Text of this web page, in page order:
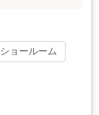
ショールーム